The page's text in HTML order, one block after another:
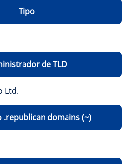
Tipo
de TLD
Ltd.
.republican domains (~)